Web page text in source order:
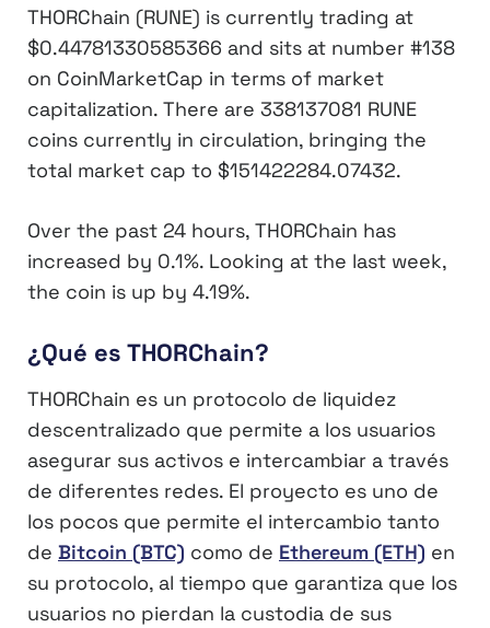
THORChain (RUNE) is currently trading at
$0.44781330585366 and sits at number #138
on CoinMarketCap in terms of market
capitalization. There are 338137081 RUNE
coins currently in circulation, bringing the
total market cap to $151422284.07432.
Over the past 24 hours, THORChain has
increased by 0.1%. Looking at the last week,
the coin is up by 4.19%.
¿Qué es THORChain?
THORChain es un protocolo de liquidez
descentralizado que permite a los usuarios
asegurar sus activos e intercambiar a través
de diferentes redes. El proyecto es uno de
los pocos que permite el intercambio tanto
de Bitcoin (BTC) como de Ethereum (ETH) en
su protocolo, al tiempo que garantiza que los
usuarios no pierdan la custodia de sus